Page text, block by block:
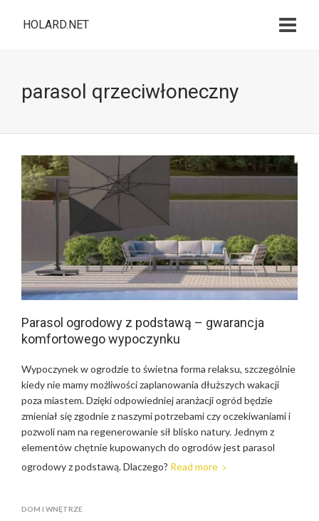
HOLARD.NET
parasol qrzeciwłoneczny
Parasol ogrodowy z podstawą – gwarancja
komfortowego wypoczynku
Wypoczynek w ogrodzie to świetna forma relaksu, szczególnie
kiedy nie mamy możliwości zaplanowania dłuższych wakacji
poza miastem. Dzięki odpowiedniej aranżacji ogród będzie
zmieniał się zgodnie z naszymi potrzebami czy oczekiwaniami i
pozwoli nam na regenerowanie sił blisko natury. Jednym z
elementów chętnie kupowanych do ogrodów jest parasol
ogrodowy z podstawą. Dlaczego? Read more
DOM I WNĘTRZE